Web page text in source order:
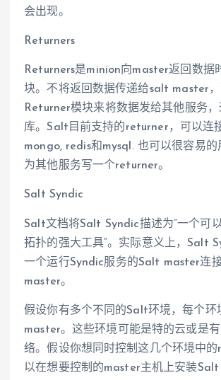
会出现。
Returners
Returners是minion向master返回数据
块。不将返回数据传递给salt master，
Returner模块来将数据发给其他服务
库。Salt目前支持的returner，可以连
mongo, redis和mysql. 也可以很容易
为其他服务写一个returner。
Salt Syndic
Salt文档将Salt Syndic描述为”一个可
拓扑的强大工具“。实际意义上，Salt
一个运行Syndic服务的Salt master连
master。
假设你有多个不同的Salt环境，每个环
master。这些环境可能是特的云或是有
络。假设你想同时控制这几个环境中的
以在想要控制的master主机上安装